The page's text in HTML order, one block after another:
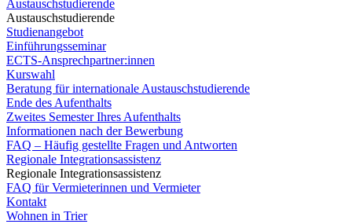
Austauschstudierende
Austauschstudierende
Studienangebot
Einführungsseminar
ECTS-Ansprechpartner:innen
Kurswahl
Beratung für internationale Austauschstudierende
Ende des Aufenthalts
Zweites Semester Ihres Aufenthalts
Informationen nach der Bewerbung
FAQ – Häufig gestellte Fragen und Antworten
Regionale Integrationsassistenz
Regionale Integrationsassistenz
FAQ für Vermieterinnen und Vermieter
Kontakt
Wohnen in Trier